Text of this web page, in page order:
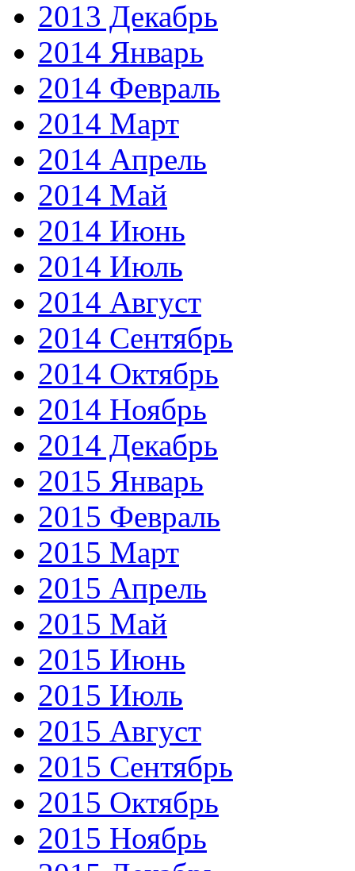
2013 Декабрь
2014 Январь
2014 Февраль
2014 Март
2014 Апрель
2014 Май
2014 Июнь
2014 Июль
2014 Август
2014 Сентябрь
2014 Октябрь
2014 Ноябрь
2014 Декабрь
2015 Январь
2015 Февраль
2015 Март
2015 Апрель
2015 Май
2015 Июнь
2015 Июль
2015 Август
2015 Сентябрь
2015 Октябрь
2015 Ноябрь